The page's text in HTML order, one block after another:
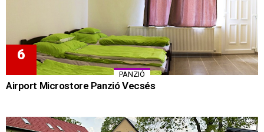
PANZIÓ
Airport Microstore Panzió Vecsés